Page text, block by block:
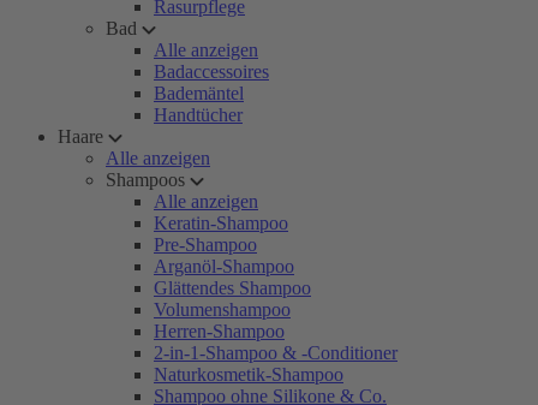
Rasurpflege
Bad
Alle anzeigen
Badaccessoires
Bademäntel
Handtücher
Haare
Alle anzeigen
Shampoos
Alle anzeigen
Keratin-Shampoo
Pre-Shampoo
Arganöl-Shampoo
Glättendes Shampoo
Volumenshampoo
Herren-Shampoo
2-in-1-Shampoo & -Conditioner
Naturkosmetik-Shampoo
Shampoo ohne Silikone & Co.